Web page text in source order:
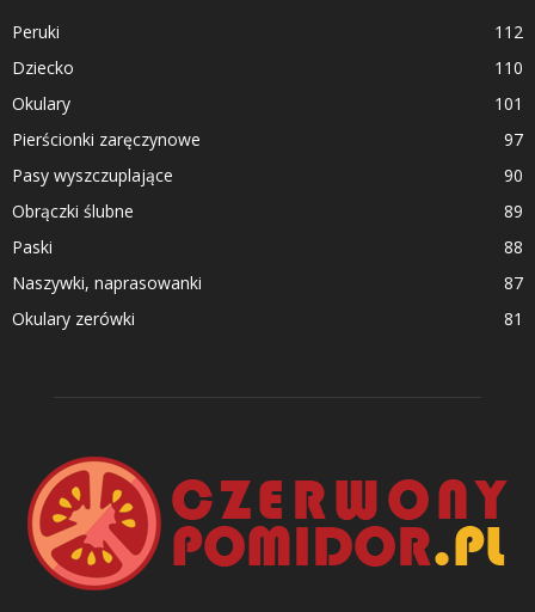
Peruki
112
Dziecko
110
Okulary
101
Pierścionki zaręczynowe
97
Pasy wyszczuplające
90
Obrączki ślubne
89
Paski
88
Naszywki, naprasowanki
87
Okulary zerówki
81